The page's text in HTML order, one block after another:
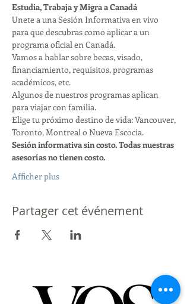
Estudia, Trabaja y Migra a Canadá
Unete a una Sesión Informativa en vivo
para que descubras como aplicar a un
programa oficial en Canadá.
Vamos a hablar sobre becas, visado,
financiamiento, requisitos, programas
académicos, etc.
Algunos de nuestros programas aplican
para viajar con familia.
Elige tu próximo destino de vida: Vancouver,
Toronto, Montreal o Nueva Escocia.
Sesión informativa sin costo. Todas nuestras
asesorías no tienen costo.
Afficher plus
Partager cet événement